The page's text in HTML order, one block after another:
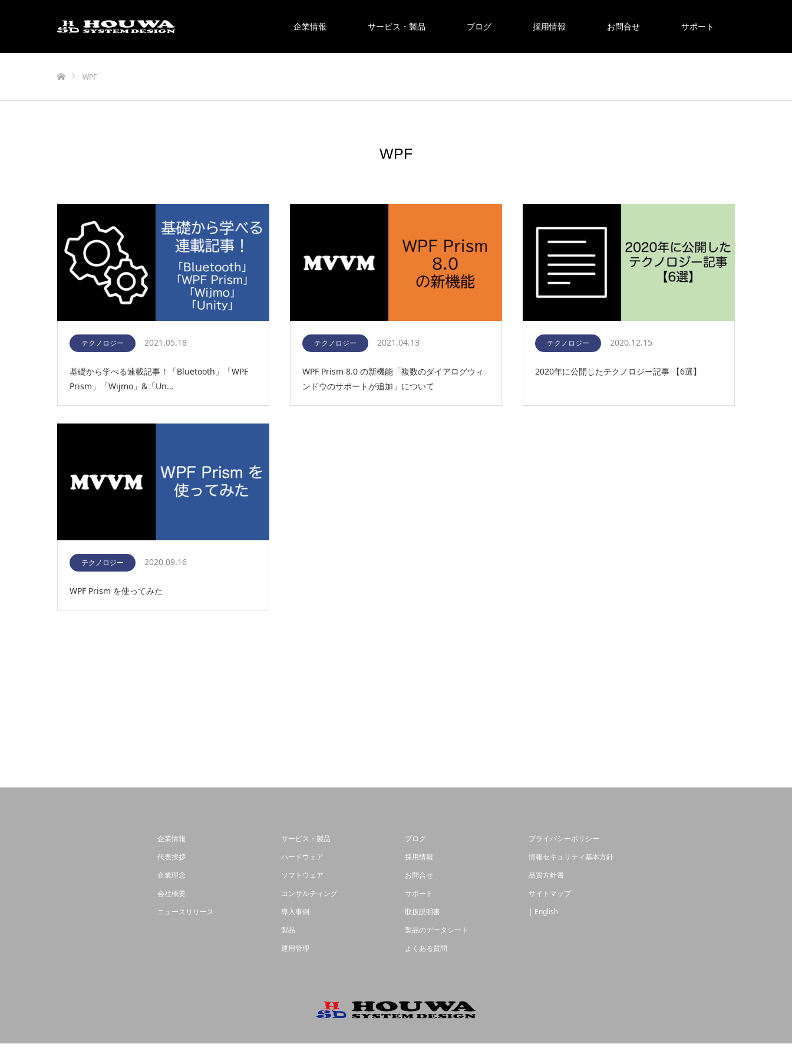
企業情報 サービス・製品 ブログ 採用情報 お問合せ サポート
WPF
WPF
テクノロジー 2021.05.18
基礎から学べる連載記事！「Bluetooth」「WPF
Prism」「Wijmo」&「Un…
テクノロジー 2021.04.13
WPF Prism 8.0 の新機能「複数のダイアログウィ
ンドウのサポートが追加」について
テクノロジー 2020.12.15
2020年に公開したテクノロジー記事 【6選】
テクノロジー 2020.09.16
WPF Prism を使ってみた
企業情報
代表挨拶
企業理念
会社概要
ニュースリリース
サービス・製品
ハードウェア
ソフトウェア
コンサルティング
導入事例
製品
運用管理
ブログ
採用情報
お問合せ
サポート
取扱説明書
製品のデータシート
よくある質問
プライバシーポリシー
情報セキュリティ基本方針
品質方針書
サイトマップ
| English